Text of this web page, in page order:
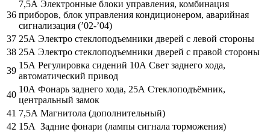
36
7,5А Электронные блоки управления, комбинация
приборов, блок управления кондиционером, аварийная
сигнализация (’02-’04)
37 25А Электро стеклоподъемники дверей с левой стороны
38 25А Электро стеклоподъемники дверей с правой стороны
39
15А Регулировка сидений 10А Свет заднего хода,
автоматический привод
40
10А Фонарь заднего хода, 25А Стеклоподъёмник,
центральный замок
41 7,5А Магнитола (дополнительный)
42 15А Задние фонари (лампы сигнала торможения)